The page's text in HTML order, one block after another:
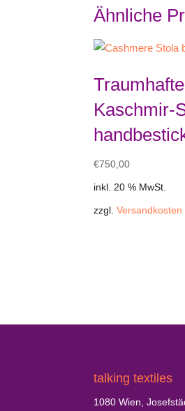
Ähnliche
Traumhafte
Kaschmir-
€750,00
inkl. 20 % MwSt.
zzgl.Versandkosten
talking textiles
1080 Wien,